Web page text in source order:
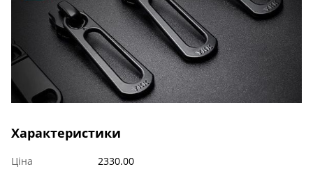
Характеристики
Ціна
2330.00